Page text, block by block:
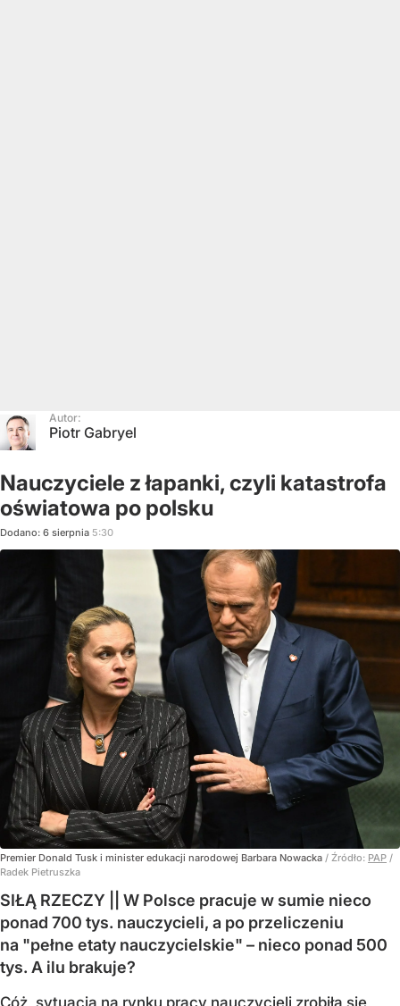
Autor:
Piotr Gabryel
Nauczyciele z łapanki, czyli katastrofa
oświatowa po polsku
Dodano: 6 sierpnia 5:30
Premier Donald Tusk i minister edukacji narodowej Barbara Nowacka / Źródło: PAP /
Radek Pietruszka
SIŁĄ RZECZY || W Polsce pracuje w sumie nieco
ponad 700 tys. nauczycieli, a po przeliczeniu
na "pełne etaty nauczycielskie" – nieco ponad 500
tys. A ilu brakuje?